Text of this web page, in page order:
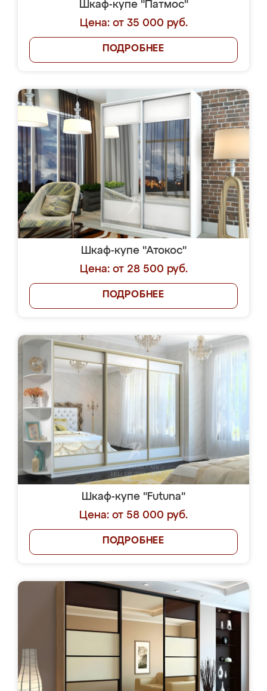
Шкаф-купе "Патмос"
Цена: от 35 000 руб.
ПОДРОБНЕЕ
Шкаф-купе "Атокос"
Цена: от 28 500 руб.
ПОДРОБНЕЕ
Шкаф-купе "Futuna"
Цена: от 58 000 руб.
ПОДРОБНЕЕ